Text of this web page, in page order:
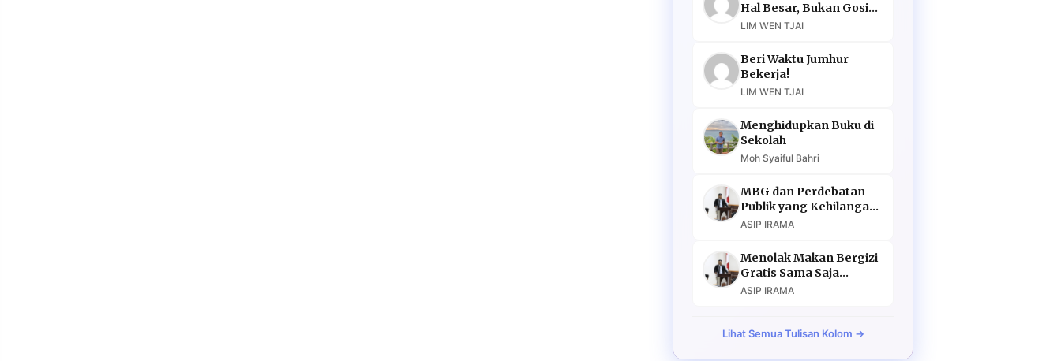
Hal Besar, Bukan Gosip
Murahan
LIM WEN TJAI
Beri Waktu Jumhur
Bekerja!
LIM WEN TJAI
Menghidupkan Buku di
Sekolah
Moh Syaiful Bahri
MBG dan Perdebatan
Publik yang Kehilangan
Argumen
ASIP IRAMA
Menolak Makan Bergizi
Gratis Sama Saja
Menolak Masa Depan
ASIP IRAMA
Lihat Semua Tulisan Kolom →